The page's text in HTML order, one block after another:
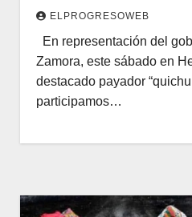
ELPROGRESOWEB
En representación del
Zamora, este sábado en
destacado payador
participamos…